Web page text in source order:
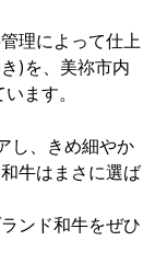
理によって仕上
)を、美祢市内
ます。
し、きめ細やか
牛はまさに選ば
ンド和牛をぜひ